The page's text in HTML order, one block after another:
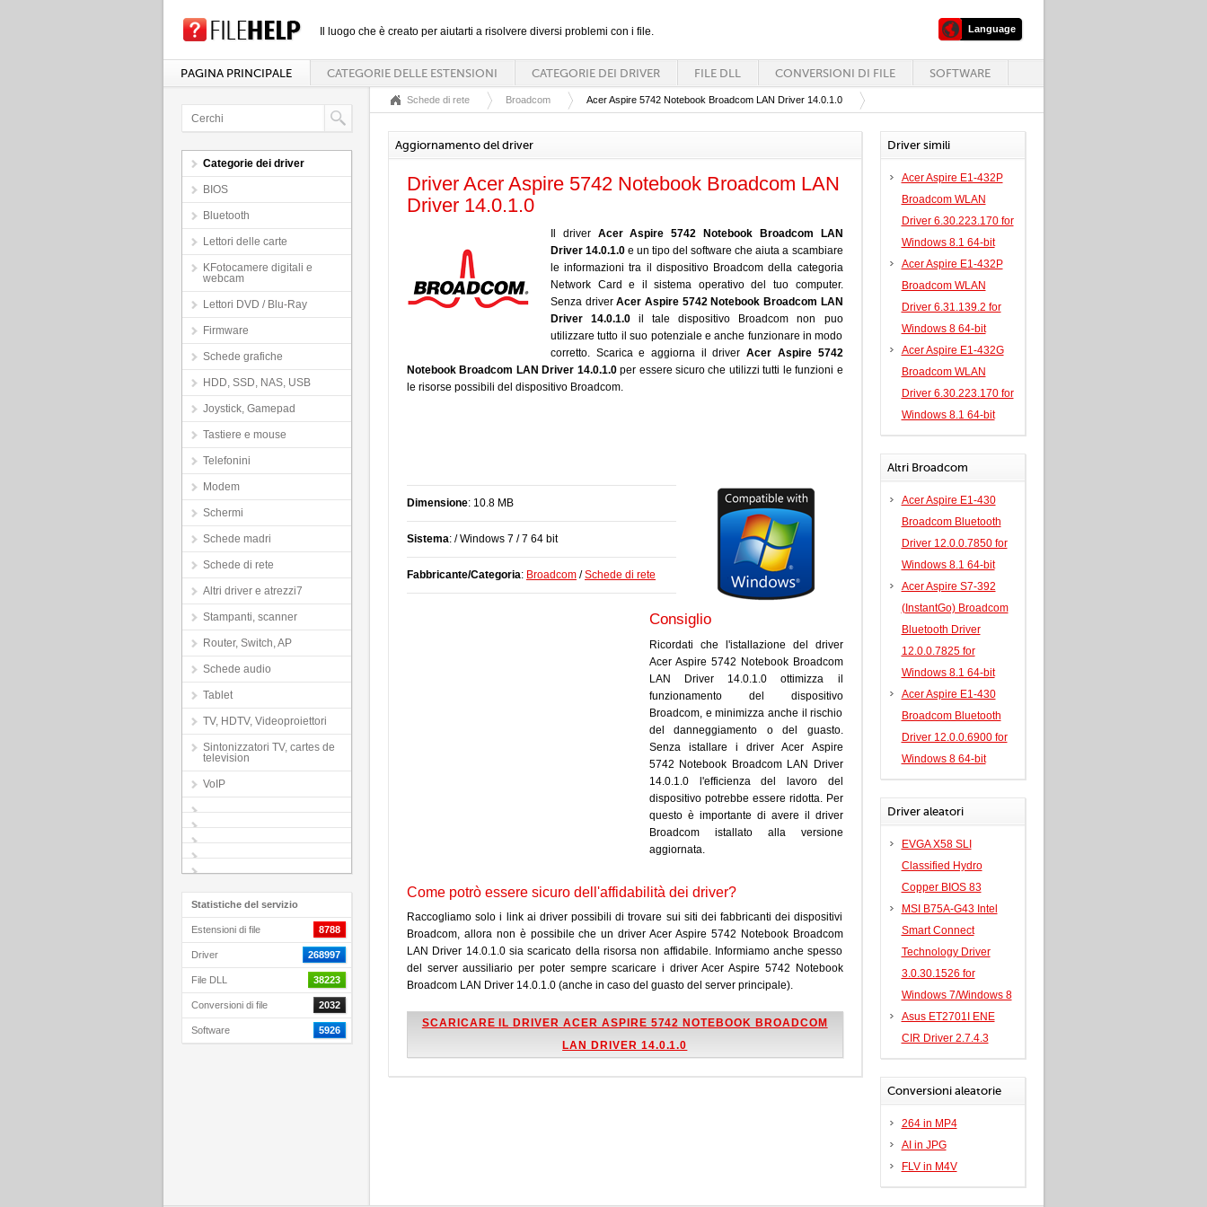
Il luogo che è creato per aiutarti a risolvere diversi problemi con i file. Language
PAGINA PRINCIPALE CATEGORIE DELLE ESTENSIONI CATEGORIE DEI DRIVER FILE DLL CONVERSIONI DI FILE SOFTWARE
Categorie dei driver
BIOS
Bluetooth
Lettori delle carte
KFotocamere digitali e
webcam
Lettori DVD / Blu-Ray
Firmware
Schede grafiche
HDD, SSD, NAS, USB
Joystick, Gamepad
Tastiere e mouse
Telefonini
Modem
Schermi
Schede madri
Schede di rete
Altri driver e atrezzi7
Stampanti, scanner
Router, Switch, AP
Schede audio
Tablet
TV, HDTV, Videoproiettori
Sintonizzatori TV, cartes de
television
VoIP
Statistiche del servizio
Estensioni di file 8788
Driver 268997
File DLL 38223
Conversioni di file 2032
Software 5926
Schede di rete Broadcom Acer Aspire 5742 Notebook Broadcom LAN Driver 14.0.1.0
Aggiornamento del driver
Driver Acer Aspire 5742 Notebook Broadcom LAN
Driver 14.0.1.0
Il driver Acer Aspire 5742 Notebook Broadcom LAN
Driver 14.0.1.0 e un tipo del software che aiuta a scambiare
le informazioni tra il dispositivo Broadcom della categoria
Network Card e il sistema operativo del tuo computer.
Senza driverAcer Aspire 5742 Notebook Broadcom LAN
Driver 14.0.1.0 il tale dispositivo Broadcom non puo
utilizzare tutto il suo potenziale e anche funzionare in modo
corretto. Scarica e aggiorna il driverAcer Aspire 5742
Notebook Broadcom LAN Driver 14.0.1.0per essere sicuro che utilizzi tutti le funzioni e
le risorse possibili del dispositivo Broadcom.
Dimensione: 10.8 MB
Sistema: / Windows 7 / 7 64 bit
Fabbricante/Categoria: Broadcom /Schede di rete
Consiglio
Ricordati che l'istallazione del driver
Acer Aspire 5742 Notebook Broadcom
LAN Driver 14.0.1.0 ottimizza il
funzionamento del dispositivo
Broadcom, e minimizza anche il rischio
del danneggiamento o del guasto.
Senza istallare i driver Acer Aspire
5742 Notebook Broadcom LAN Driver
14.0.1.0 l'efficienza del lavoro del
dispositivo potrebbe essere ridotta. Per
questo è importante di avere il driver
Broadcom istallato alla versione
aggiornata.
Come potrò essere sicuro dell'affidabilità dei driver?
Raccogliamo solo i link ai driver possibili di trovare sui siti dei fabbricanti dei dispositivi
Broadcom, allora non è possibile che un driver Acer Aspire 5742 Notebook Broadcom
LAN Driver 14.0.1.0 sia scaricato della risorsa non affidabile. Informiamo anche spesso
del server aussiliario per poter sempre scaricare i driver Acer Aspire 5742 Notebook
Broadcom LAN Driver 14.0.1.0 (anche in caso del guasto del server principale).
SCARICARE IL DRIVER ACER ASPIRE 5742 NOTEBOOK BROADCOM
LAN DRIVER 14.0.1.0
Driver simili
Acer Aspire E1-432P
Broadcom WLAN
Driver 6.30.223.170 for
Windows 8.1 64-bit
Acer Aspire E1-432P
Broadcom WLAN
Driver 6.31.139.2 for
Windows 8 64-bit
Acer Aspire E1-432G
Broadcom WLAN
Driver 6.30.223.170 for
Windows 8.1 64-bit
Altri Broadcom
Acer Aspire E1-430
Broadcom Bluetooth
Driver 12.0.0.7850 for
Windows 8.1 64-bit
Acer Aspire S7-392
(InstantGo) Broadcom
Bluetooth Driver
12.0.0.7825 for
Windows 8.1 64-bit
Acer Aspire E1-430
Broadcom Bluetooth
Driver 12.0.0.6900 for
Windows 8 64-bit
Driver aleatori
EVGA X58 SLI
Classified Hydro
Copper BIOS 83
MSI B75A-G43 Intel
Smart Connect
Technology Driver
3.0.30.1526 for
Windows 7/Windows 8
Asus ET2701I ENE
CIR Driver 2.7.4.3
Conversioni aleatorie
264 in MP4
AI in JPG
FLV in M4V